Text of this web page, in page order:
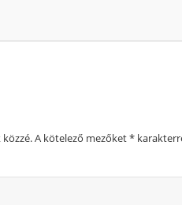
A kötelező mezőket*